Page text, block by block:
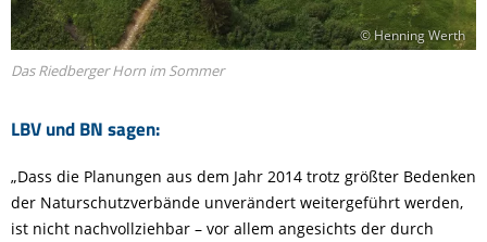
LBV und BN sagen:
© Henning Werth
Das Riedberger Horn im Sommer
„Dass die Planungen aus dem Jahr 2014 trotz größter Bedenken
der Naturschutzverbände unverändert weitergeführt werden,
ist nicht nachvollziehbar – vor allem angesichts der durch